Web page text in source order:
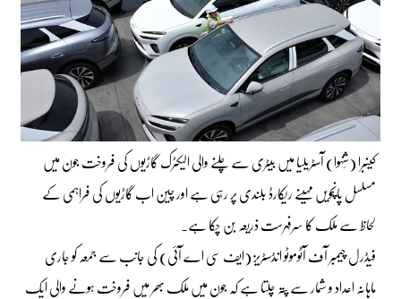
کینبرا (شِنہوا) آسٹریلیا میں بیٹری سے چلنے والی الیکٹرک گاڑیوں کی فروخت جون میں
مسلسل پانچویں مہینے ریکارڈ بلندی پر رہی ہے اور چین اب گاڑیوں کی فراہمی کے
لحاظ سے ملک کا سرفہرست ذریعہ بن چکا ہے۔
فیڈرل چیمبر آف آٹوموٹو انڈسٹریز (ایف سی اے آئی) کی جانب سے جمعہ کو جاری
ماہانہ اعداد و شمار سے پتہ چلتا ہے کہ جون میں ملک بھر میں فروخت ہونے والی ایک